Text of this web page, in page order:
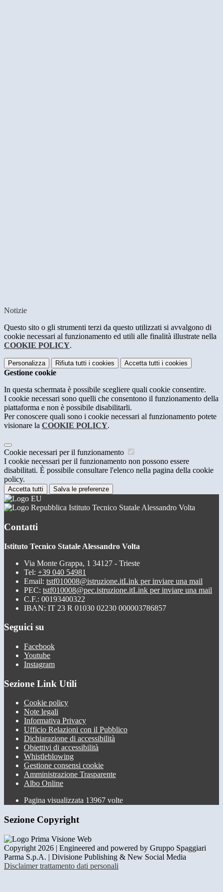
Notizie
Questo sito o gli strumenti terzi da questo utilizzati si avvalgono di
cookie necessari al funzionamento ed utili alle finalità illustrate nella
COOKIE POLICY.
Personalizza Rifiuta tutti i cookies Accetta tutti i cookies
Gestione cookie
In questa schermata è possibile scegliere quali cookie consentire.
I cookie necessari sono quelli che consentono il funzionamento della
piattaforma e non è possibile disabilitarli.
Per conoscere quali sono i cookie necessari al funzionamento potete
visionare la COOKIE POLICY.
Cookie necessari per il funzionamento
I cookie necessari per il funzionamento non possono essere
disabilitati. È possibile consultare l'elenco nella pagina della cookie
policy.
Accetta tutti Salva le preferenze
Istituto Tecnico Statale Alessandro Volta
Contatti
Istituto Tecnico Statale Alessandro Volta
Via Monte Grappa, 1 34127 - Trieste
Tel: +39 040 54981
Email: tstf010008@istruzione.itLink per inviare una mail
PEC: tstf010008@pec.istruzione.itLink per inviare una mail
C.F.: 00193400322
IBAN: IT 23 R 01030 02230 000003786857
Seguici su
Facebook
Youtube
Instagram
Sezione Link Utili
Cookie policy
Note legali
Informativa Privacy
Ufficio Relazioni con il Pubblico
Dichiarazione di accessibilità
Obiettivi di accessibilità
Whistleblowing
Gestione consensi cookie
Amministrazione Trasparente
Albo Online
Pagina visualizzata 13967 volte
Sezione Copyright
Copyright 2026 | Engineered and powered by Gruppo Spaggiari
Parma S.p.A. | Divisione Publishing & New Social Media
Disclaimer trattamento dati personali